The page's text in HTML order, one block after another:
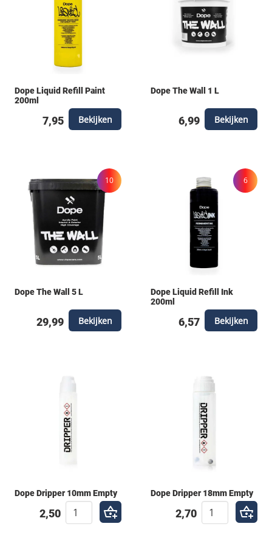
Dope Liquid Refill Paint
200ml
7,95 Bekijken
Dope The Wall 1 L
6,99 Bekijken
10
Dope The Wall 5 L
29,99 Bekijken
6
Dope Liquid Refill Ink
200ml
6,57 Bekijken
Dope Dripper 10mm Empty
2,50
Dope Dripper 18mm Empty
2,70